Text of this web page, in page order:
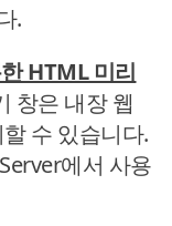
.
HTML 미리
창은 내장 웹
수 있습니다.
에서 사용